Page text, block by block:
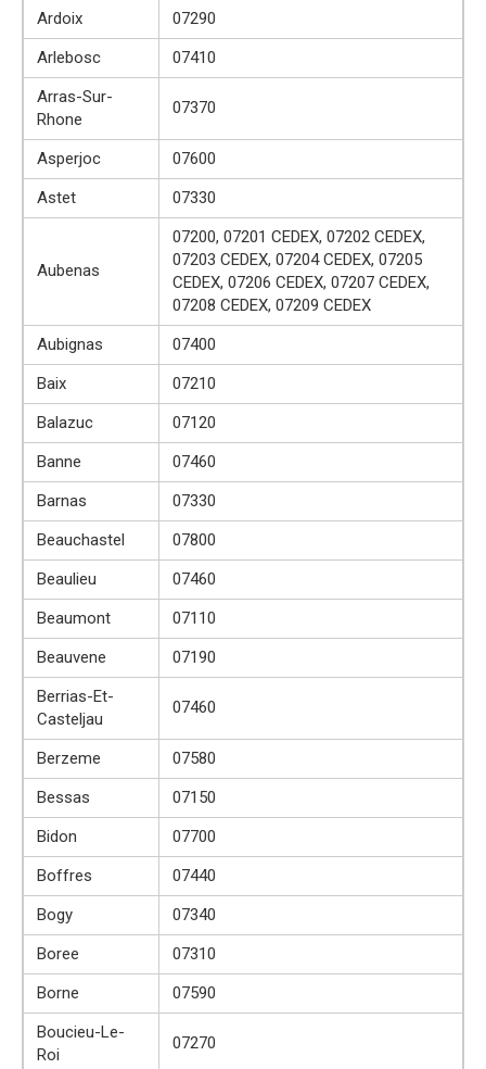
Ardoix
07290
Arlebosc
07410
Arras-Sur-
Rhone
07370
Asperjoc
07600
Astet
07330
Aubenas
07200, 07201 CEDEX, 07202 CEDEX,
07203 CEDEX, 07204 CEDEX, 07205
CEDEX, 07206 CEDEX, 07207 CEDEX,
07208 CEDEX, 07209 CEDEX
Aubignas
07400
Baix
07210
Balazuc
07120
Banne
07460
Barnas
07330
Beauchastel
07800
Beaulieu
07460
Beaumont
07110
Beauvene
07190
Berrias-Et-
Casteljau
07460
Berzeme
07580
Bessas
07150
Bidon
07700
Boffres
07440
Bogy
07340
Boree
07310
Borne
07590
Boucieu-Le-
Roi
07270